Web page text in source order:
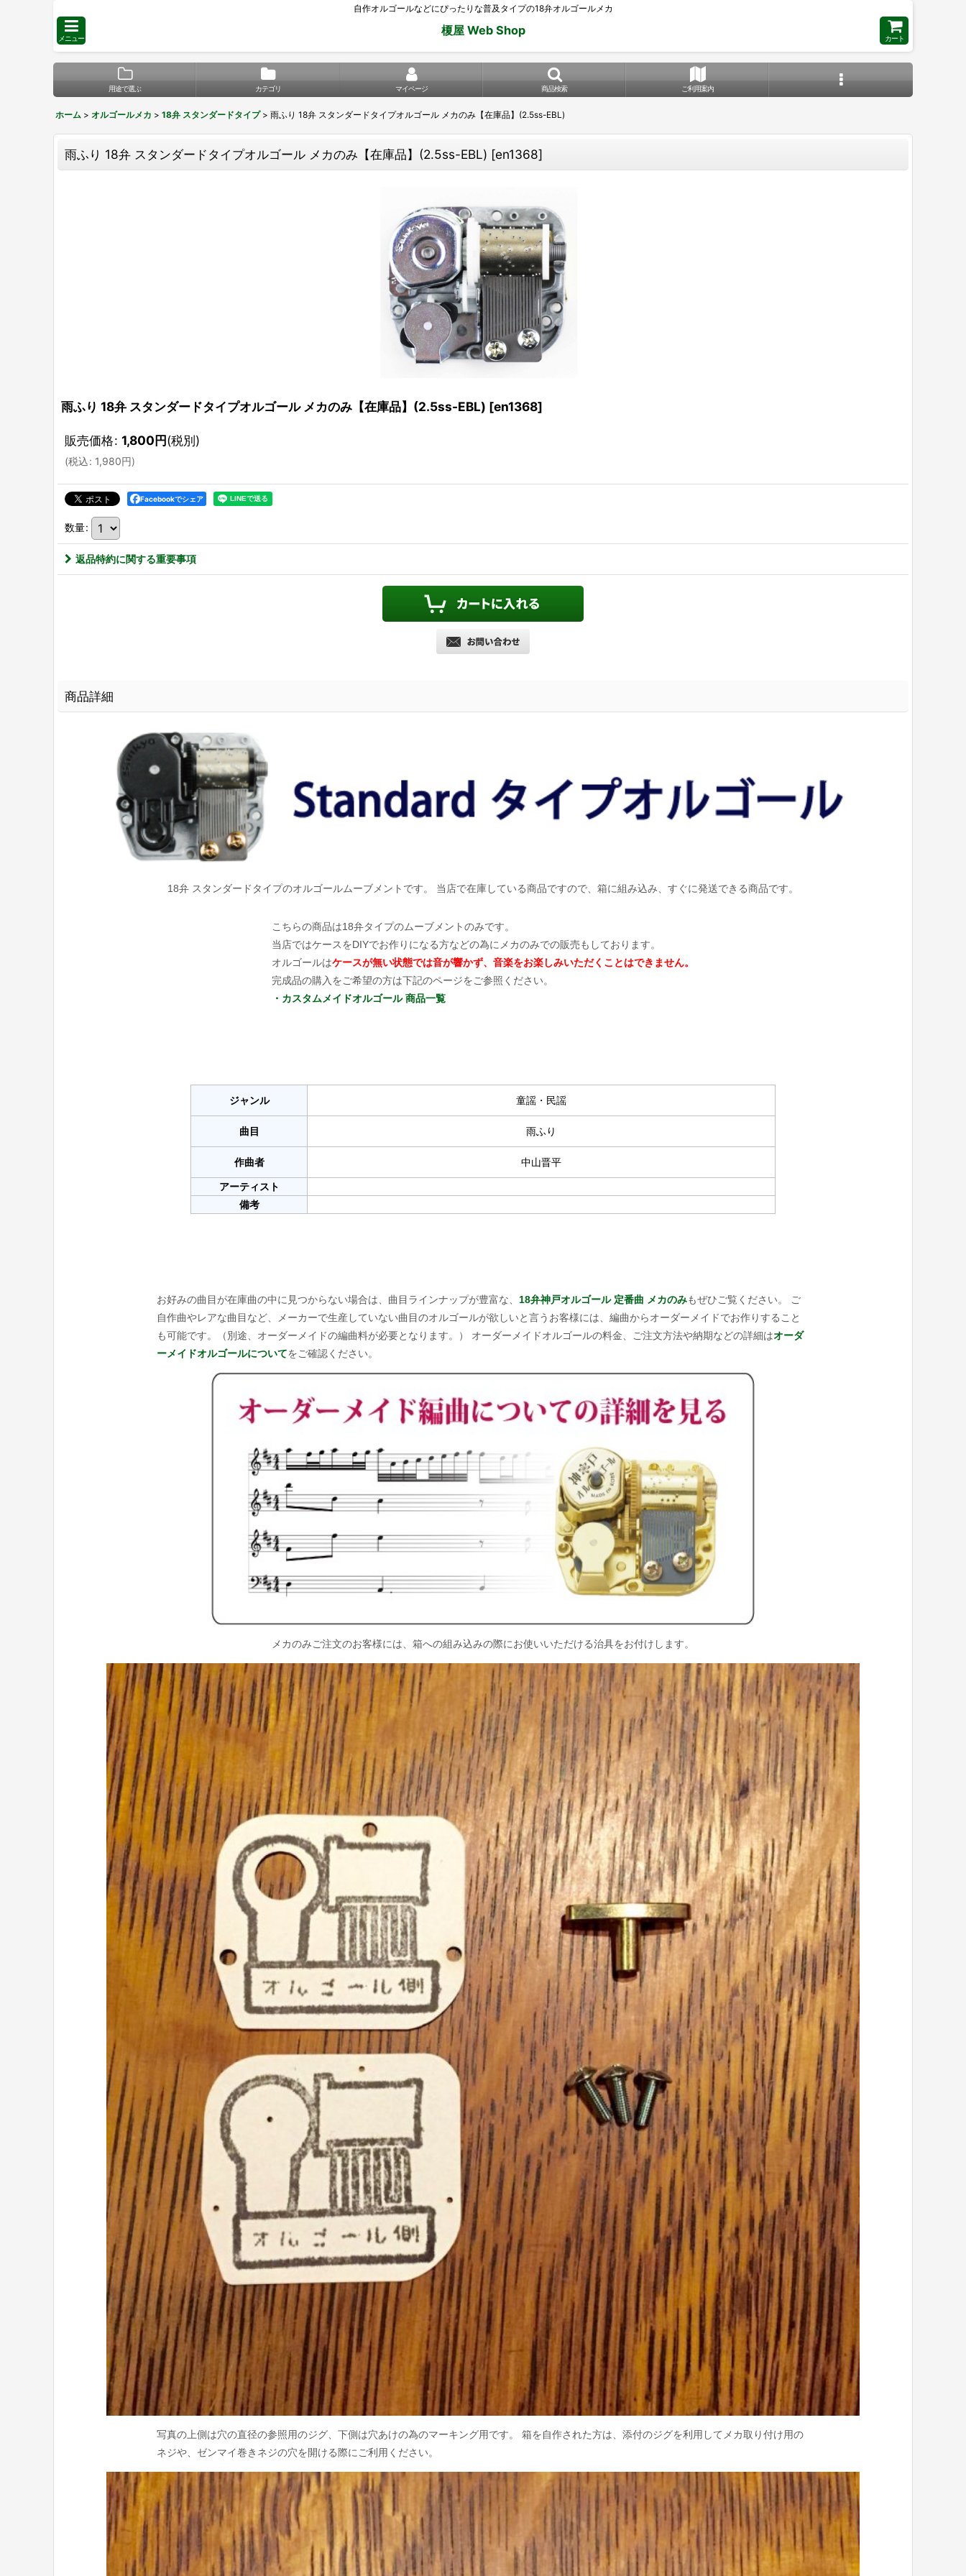
自作オルゴールなどにぴったりな普及タイプの18弁オルゴールメカ
メニュー
榎屋 Web Shop
カート
用途で選ぶ カテゴリ マイページ 商品検索 ご利用案内
ホーム > オルゴールメカ > 18弁 スタンダードタイプ > 雨ふり 18弁 スタンダードタイプオルゴール メカのみ【在庫品】(2.5ss-EBL)
雨ふり 18弁 スタンダードタイプオルゴール メカのみ【在庫品】(2.5ss-EBL) [en1368]
雨ふり 18弁 スタンダードタイプオルゴール メカのみ【在庫品】(2.5ss-EBL) [en1368]
販売価格: 1,800円(税別)
(税込: 1,980円)
Facebookでシェア
数量:
返品特約に関する重要事項
商品詳細
18弁 スタンダードタイプのオルゴールムーブメントです。 当店で在庫している商品ですので、箱に組み込み、すぐに発送できる商品です。
こちらの商品は18弁タイプのムーブメントのみです。
当店ではケースをDIYでお作りになる方などの為にメカのみでの販売もしております。
オルゴールはケースが無い状態では音が響かず、音楽をお楽しみいただくことはできません。
完成品の購入をご希望の方は下記のページをご参照ください。
・カスタムメイドオルゴール 商品一覧
ジャンル 童謡・民謡
曲目 雨ふり
作曲者 中山晋平
アーティスト
備考
お好みの曲目が在庫曲の中に見つからない場合は、曲目ラインナップが豊富な、 18弁神戸オルゴール 定番曲 メカのみもぜひご覧ください。 ご
自作曲やレアな曲目など、メーカーで生産していない曲目のオルゴールが欲しいと言うお客様には、編曲からオーダーメイドでお作りすること
も可能です。（別途、オーダーメイドの編曲料が必要となります。） オーダーメイドオルゴールの料金、ご注文方法や納期などの詳細はオーダ
ーメイドオルゴールについてをご確認ください。
メカのみご注文のお客様には、箱への組み込みの際にお使いいただける治具をお付けします。
写真の上側は穴の直径の参照用のジグ、下側は穴あけの為のマーキング用です。 箱を自作された方は、添付のジグを利用してメカ取り付け用の
ネジや、ゼンマイ巻きネジの穴を開ける際にご利用ください。